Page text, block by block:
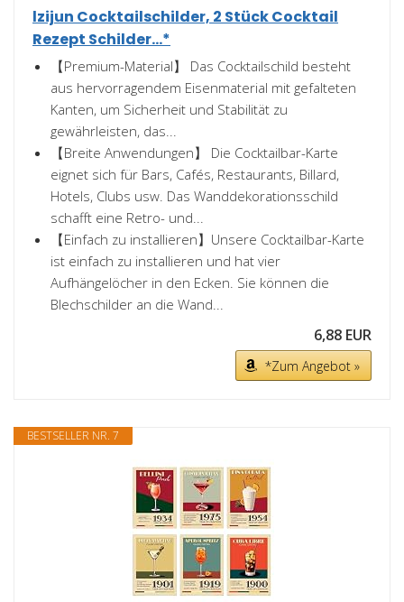
lzijun Cocktailschilder, 2 Stück Cocktail
Rezept Schilder...*
【Premium-Material】 Das Cocktailschild besteht
aus hervorragendem Eisenmaterial mit gefalteten
Kanten, um Sicherheit und Stabilität zu
gewährleisten, das...
【Breite Anwendungen】 Die Cocktailbar-Karte
eignet sich für Bars, Cafés, Restaurants, Billard,
Hotels, Clubs usw. Das Wanddekorationsschild
schafft eine Retro- und...
【Einfach zu installieren】Unsere Cocktailbar-Karte
ist einfach zu installieren und hat vier
Aufhängelöcher in den Ecken. Sie können die
Blechschilder an die Wand...
6,88 EUR
*Zum Angebot »
BESTSELLER NR. 7